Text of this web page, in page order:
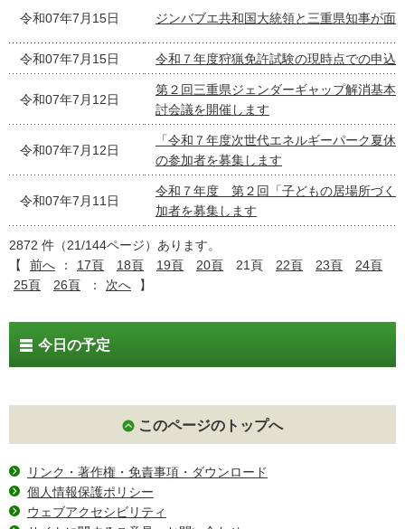
令和07年7月15日 ジンバブエ共和国大統領と三重県知事が面
令和07年7月15日 令和７年度狩猟免許試験の現時点での申込
令和07年7月12日
第２回三重県ジェンダーギャップ解消基本
討会議を開催します
令和07年7月12日
「令和７年度次世代エネルギーパーク夏休
の参加者を募集します
令和07年7月11日
令和７年度 第２回「子どもの居場所づく
加者を募集します
2872 件（21/144ページ）あります。
【
前へ ： 17頁 18頁 19頁 20頁 21頁 22頁 23頁
24頁
25頁
26頁 ： 次へ 】
今日の予定
このページのトップへ
リンク・著作権・免責事項・ダウンロード
個人情報保護ポリシー
ウェブアクセシビリティ